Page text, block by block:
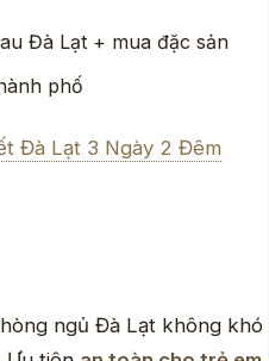
Đà Lạt + mua đặc sản
phố
Đà Lạt 3 Ngày 2 Đêm
ngủ Đà Lạt không khó